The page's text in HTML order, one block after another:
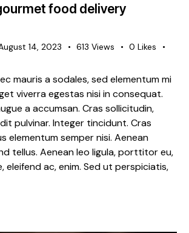
food delivery
14, 2023 613 Views 0 Likes
mauris a sodales, sed elementum mi
viverra egestas nisi in consequat.
a accumsan. Cras sollicitudin,
pulvinar. Integer tincidunt. Cras
elementum semper nisi. Aenean
tellus. Aenean leo ligula, porttitor eu,
eleifend ac, enim. Sed ut perspiciatis,